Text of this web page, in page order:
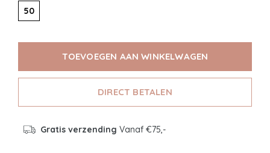
50
TOEVOEGEN AAN WINKELWAGEN
DIRECT BETALEN
Gratis verzending Vanaf €75,-